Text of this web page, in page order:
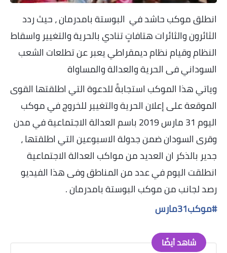
مواضيع عامة
انطلق موكب حاشد في البوستة بامدرمان ، حيث ردد
الثائرون والثائرات هتافاتٍ تنادي بالحرية والتغيير واسقاط
النظام وقيام نظام ديمقراطي يعبر عن تطلعات الشعب
السوداني فى الحرية والعدالة والمساواة
وياتي هذا الموكب استجابةً للدعوة التي اطلقتها القوى
الموقعة على إعلان الحرية والتغيير للخروج في موكب
اليوم 31 مارس 2019 باسم العدالة الاجتماعية في مدن
وقرى السودان ضمن جدولة الاسبوعين التي اطلقتها ،
جدير بالذكر ان العديد من مواكب العدالة الاجتماعية
انطلقت اليوم في عدد من المناطق وفى هذا الفيديو
رصد لجانب من موكب البوستة بامدرمان.
#موكب31مارس
شاهد أيضًا